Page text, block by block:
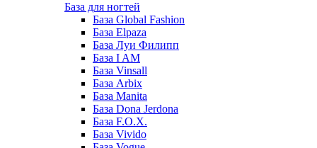
База для ногтей
База Global Fashion
База Elpaza
База Луи Филипп
База I AM
База Vinsall
База Arbix
База Manita
База Dona Jerdona
База F.O.X.
База Vivido